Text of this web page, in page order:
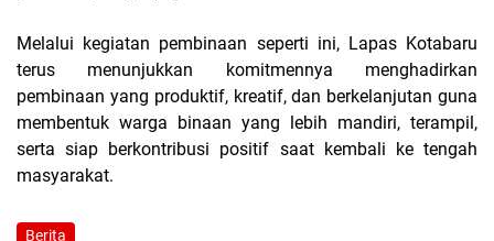
Melalui kegiatan pembinaan seperti ini, Lapas Kotabaru
terus menunjukkan komitmennya menghadirkan
pembinaan yang produktif, kreatif, dan berkelanjutan guna
membentuk warga binaan yang lebih mandiri, terampil,
serta siap berkontribusi positif saat kembali ke tengah
masyarakat.
Berita